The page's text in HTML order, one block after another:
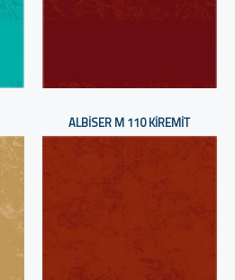
ALBISER M 110 KIREMIT